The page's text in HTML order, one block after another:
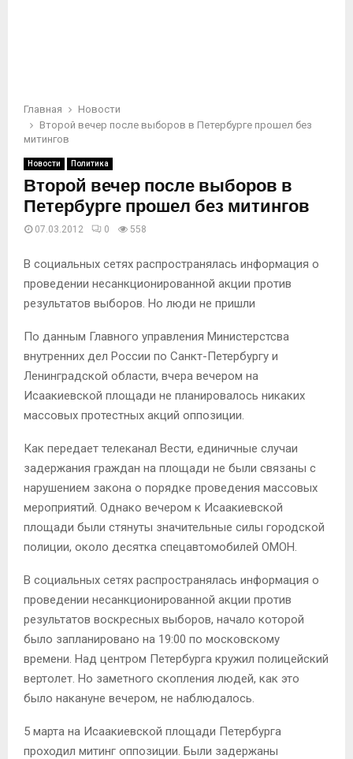
Главная
Новости
Второй вечер после выборов в Петербурге прошел без
митингов
Новости Политика
Второй вечер после выборов в
Петербурге прошел без митингов
07.03.2012 0 558
В социальных сетях распространялась информация о
проведении несанкционированной акции против
результатов выборов. Но люди не пришли
По данным Главного управления Министерстсва
внутренних дел России по Санкт-Петербургу и
Ленинградской области, вчера вечером на
Исаакиевской площади не планировалось никаких
массовых протестных акций оппозиции.
Как передает телеканал Вести, единичные случаи
задержания граждан на площади не были связаны с
нарушением закона о порядке проведения массовых
мероприятий. Однако вечером к Исаакиевской
площади были стянуты значительные силы городской
полиции, около десятка спецавтомобилей ОМОН.
В социальных сетях распространялась информация о
проведении несанкционированной акции против
результатов воскресных выборов, начало которой
было запланировано на 19:00 по московскому
времени. Над центром Петербурга кружил полицейский
вертолет. Но заметного скопления людей, как это
было накануне вечером, не наблюдалось.
5 марта на Исаакиевской площади Петербурга
проходил митинг оппозиции. Были задержаны